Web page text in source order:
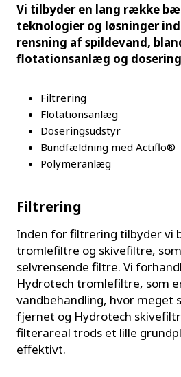
Vi tilbyder en lang række
teknologier og løsninger
rensning af spildevand,
flotationsanlæg og
Filtrering
Flotationsanlæg
Doseringsudstyr
Bundfældning med Actiflo®
Polymeranlæg
Filtrering
Inden for filtrering tilbyder vi
tromlefiltre og skivefiltre,
selvrensende filtre. Vi
Hydrotech tromlefiltre, som
vandbehandling, hvor meget
fjernet og Hydrotech
filterareal trods et lille
effektivt.